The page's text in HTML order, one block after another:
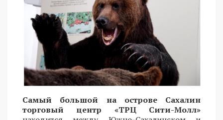
Самый большой на острове Сахалин
торговый центр «ТРЦ Сити-Молл»